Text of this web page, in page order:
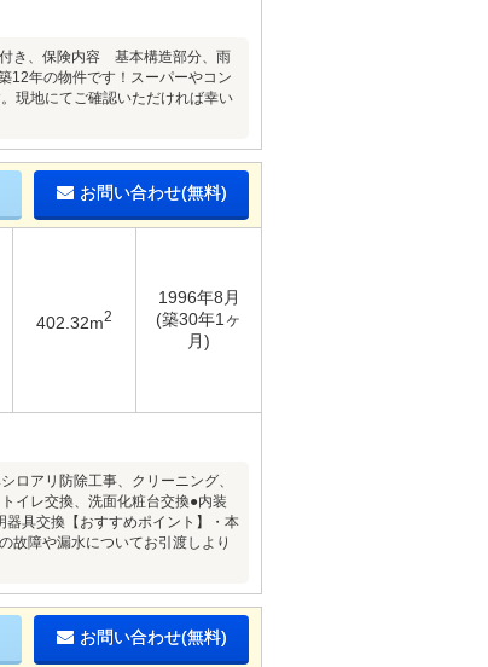
付き、保険内容 基本構造部分、雨
12年の物件です！スーパーやコン
現地にてご確認いただければ幸い
お問い合わせ(無料)
402.32m2
1996年8月
(築30年1ヶ
月)
アリ防除工事、クリーニング、
イレ交換、洗面化粧台交換●内装
具交換【おすすめポイント】・本
故障や漏水についてお引渡しより
お問い合わせ(無料)